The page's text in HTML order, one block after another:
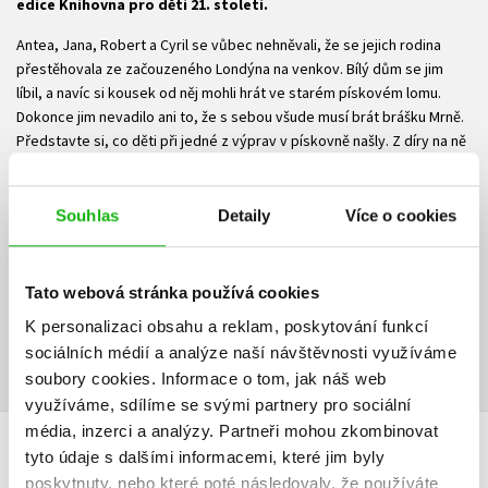
Souhlas Detaily Více o cookies
Tato webová stránka používá cookies
K personalizaci obsahu a reklam, poskytování funkcí
sociálních médií a analýze naší návštěvnosti využíváme
soubory cookies. Informace o tom, jak náš web
využíváme, sdílíme se svými partnery pro sociální
média, inzerci a analýzy. Partneři mohou zkombinovat
tyto údaje s dalšími informacemi, které jim byly
poskytnuty, nebo které poté následovaly, že používáte
edice Knihovna pro děti 21. století.
Antea, Jana, Robert a Cyril se vůbec nehněvali, že se jejich rodina
přestěhovala ze začouzeného Londýna na venkov. Bílý dům se jim
líbil, a navíc si kousek od něj mohli hrát ve starém pískovém lomu.
Dokonce jim nevadilo ani to, že s sebou všude musí brát brášku Mrně.
Představte si, co děti při jedné z výprav v pískovně našly. Z díry na ně
stopkách jako hlemýžď, uši jako netopýr, tělíčko pavoučí a nožičky a
ručičky jako opička. Srst se tomu ježila jako kočce, když se chystal k
Ke stažení
Ukázka.pdf
HODNOCENÍ ČTENÁŘŮ